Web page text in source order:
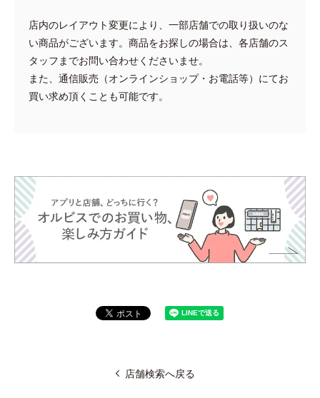
店内のレイアウト変更により、一部店舗での取り扱いのな
い商品がございます。商品をお探しの場合は、各店舗のス
タッフまでお問い合わせくださいませ。
また、通信販売（オンラインショップ・お電話等）にてお
買い求め頂くことも可能です。
店舗検索へ戻る